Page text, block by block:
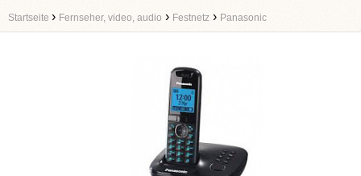
Startseite › Fernseher, video, audio › Festnetz › Panasonic